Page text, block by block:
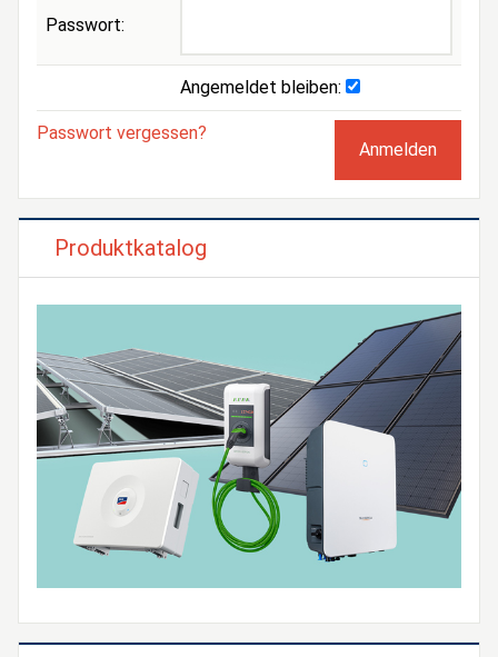
Passwort:
Angemeldet bleiben:
Passwort vergessen?
Produktkatalog